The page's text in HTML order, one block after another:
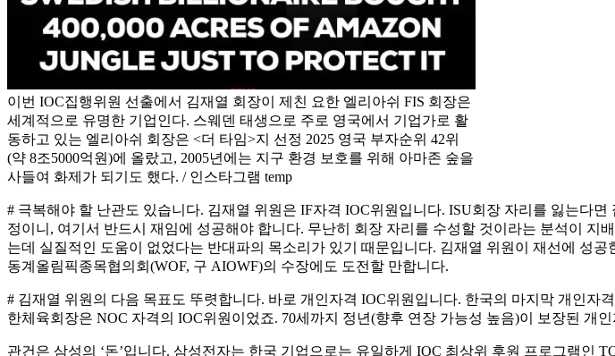
이번 IOC집행위원 선출에서 김재열 회장이 제친 요한 엘리아쉬 FIS 회장은
세계적으로 유명한 기업인다. 스웨덴 태생으로 주로 영국에서 기업가로 활
동하고 있는 엘리아쉬 회장은 <더 타임>지 선정 2025 영국 부자순위 42위
(약 8조5000억원)에 올랐고, 2005년에는 지구 환경 보호를 위해 아마존 숲을
사들여 화제가 되기도 했다. / 인스타그램 temp
# 극복해야 할 난관도 있습니다. 김재열 위원은 IF자격 IOC위원입니다. ISU회장 자리를 잃는다
정이니, 여기서 반드시 재임에 성공해야 합니다. 무난히 회장 자리를 수성할 것이라는 분석이
는데 실질적인 도움이 없었다는 반대파의 목소리가 있기 때문입니다. 김재열 위원이 재선에 성
동계올림픽종목협의회(WOF, 구 AIOWF)의 수장에도 도전할 만합니다.
# 김재열 위원의 다음 목표도 뚜렷합니다. 바로 개인자격 IOC위원입니다. 한국의 마지막 개인자
한체육회장은 NOC 자격의 IOC위원이었죠. 70세까지 정년(향후 연장 가능성 높음)이 보장된 개
관건은 삼성의 ‘돈’입니다. 삼성전자는 한국 기업으로는 유일하게 IOC 최상위 후원 프로그램인